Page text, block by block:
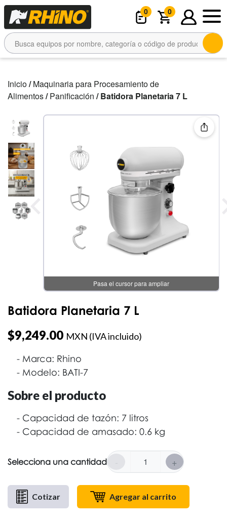
0 0
Inicio/Maquinaria para Procesamiento de
Alimentos/Panificación / Batidora Planetaria 7 L
Batidora Planetaria 7 L
$9,249.00 MXN (IVA incluido)
Marca: Rhino
Modelo: BATI-7
Sobre el producto
Capacidad de tazón: 7 litros
Capacidad de amasado: 0.6 kg
Selecciona una cantidad +
Cotizar Agregar al carrito